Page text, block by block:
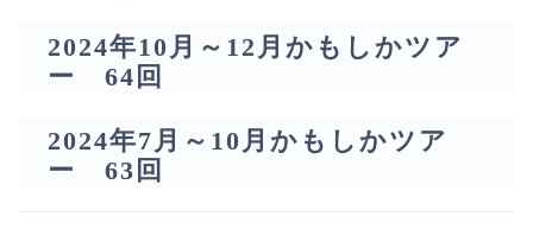
2024年10月～12月かもしかツア
ー 64回
2024年7月～10月かもしかツア
ー 63回